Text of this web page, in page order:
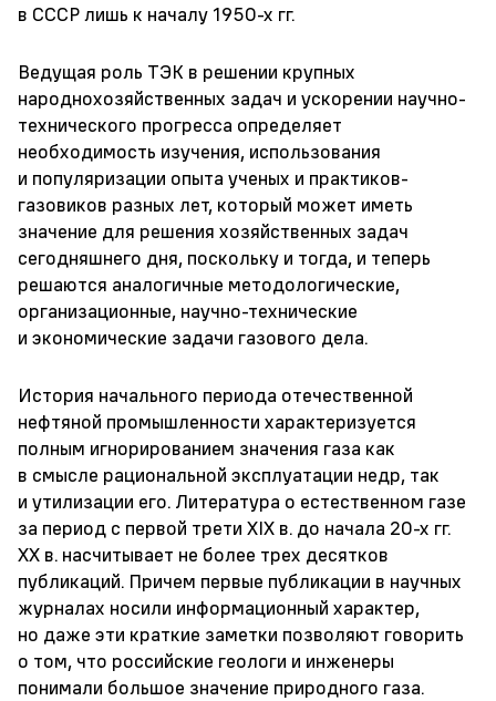
в СССР лишь к началу 1950-х гг.
Ведущая роль ТЭК в решении крупных
народнохозяйственных задач и ускорении научно-
технического прогресса определяет
необходимость изучения, использования
и популяризации опыта ученых и практиков-
газовиков разных лет, который может иметь
значение для решения хозяйственных задач
сегодняшнего дня, поскольку и тогда, и теперь
решаются аналогичные методологические,
организационные, научно-технические
и экономические задачи газового дела.
История начального периода отечественной
нефтяной промышленности характеризуется
полным игнорированием значения газа как
в смысле рациональной эксплуатации недр, так
и утилизации его. Литература о естественном газе
за период с первой трети XIX в. до начала 20-х гг.
XX в. насчитывает не более трех десятков
публикаций. Причем первые публикации в научных
журналах носили информационный характер,
но даже эти краткие заметки позволяют говорить
о том, что российские геологи и инженеры
понимали большое значение природного газа.